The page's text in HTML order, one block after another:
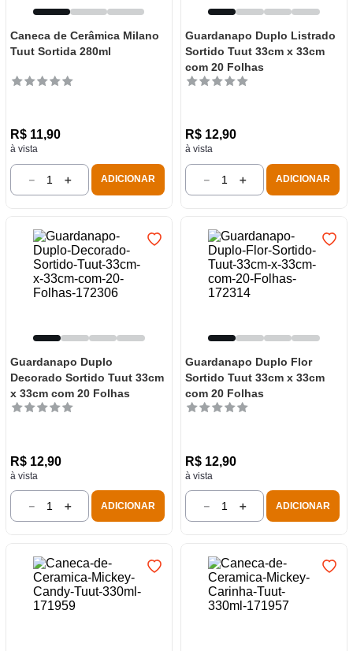
Caneca de Cerâmica Milano
Tuut Sortida 280ml
R$ 11,90
à vista
＋
－ ADICIONAR
Guardanapo Duplo Listrado
Sortido Tuut 33cm x 33cm
com 20 Folhas
R$ 12,90
à vista
＋
－ ADICIONAR
Guardanapo Duplo
Decorado Sortido Tuut 33cm
x 33cm com 20 Folhas
R$ 12,90
à vista
＋
－ ADICIONAR
Guardanapo Duplo Flor
Sortido Tuut 33cm x 33cm
com 20 Folhas
R$ 12,90
à vista
＋
－ ADICIONAR